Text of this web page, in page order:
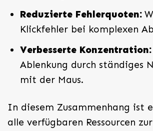
Reduzierte Fehlerquoten:
Klickfehler bei komplexen
Verbesserte Konzentration:
Ablenkung durch ständiges
mit der Maus.
In diesem Zusammenhang ist
alle verfügbaren Ressourcen